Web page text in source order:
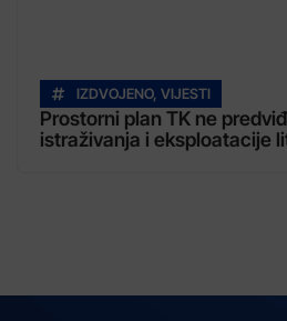
IZDVOJENO, VIJESTI
Prostorni plan TK ne
istraživanja i eksploatacije